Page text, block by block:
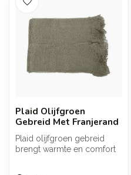
Plaid Olijfgroen
Gebreid Met Franjerand
Plaid olijfgroen gebreid
brengt warmte en comfort